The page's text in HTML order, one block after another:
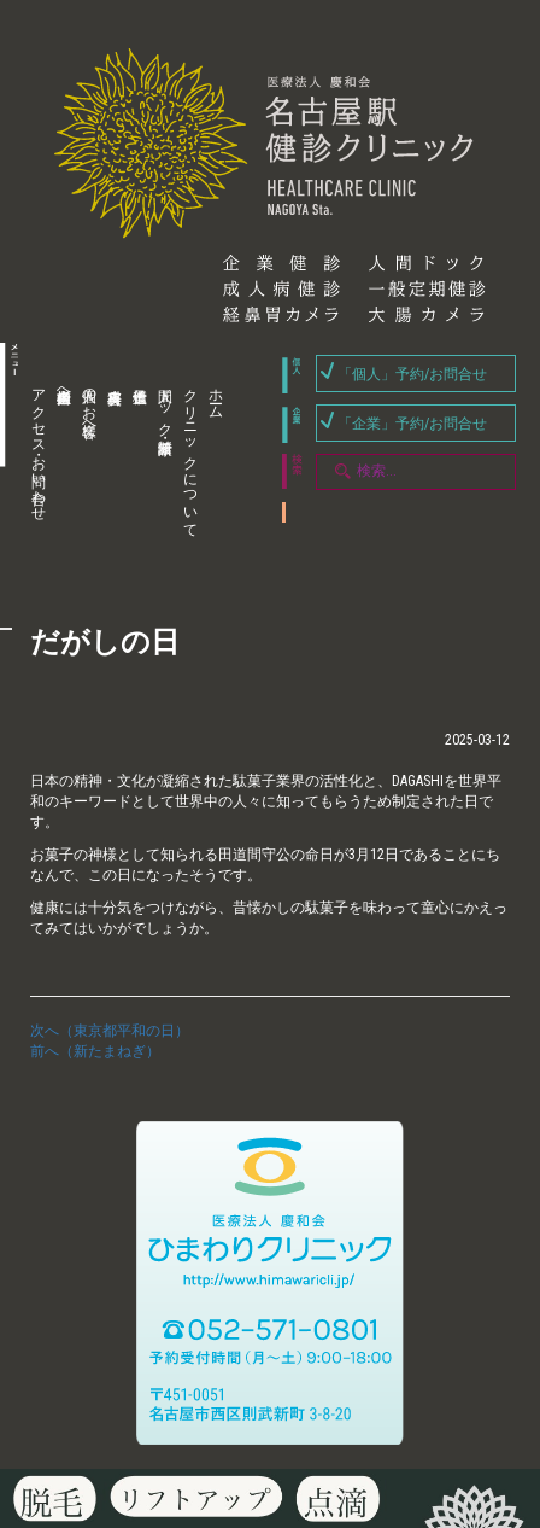
アクセス・お問い合わせ 企業内担当者様へ 個人のお客様へ 人間ドック・健康診断 クリニックについて ホーム
「個人」予約/お問合せ
「企業」予約/お問合せ
だがしの日
2025-03-12
日本の精神・文化が凝縮された駄菓子業界の活性化と、DAGASHIを世界平
和のキーワードとして世界中の人々に知ってもらうため制定された日で
す。
お菓子の神様として知られる田道間守公の命日が3月12日であることにち
なんで、この日になったそうです。
健康には十分気をつけながら、昔懐かしの駄菓子を味わって童心にかえっ
てみてはいかがでしょうか。
次へ（東京都平和の日）
前へ（新たまねぎ）